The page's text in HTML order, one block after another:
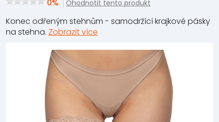
0% Ohodnotit tento produkt
Konec odřeným stehnům - samodržící krajkové pásky
na stehna. Zobrazit více